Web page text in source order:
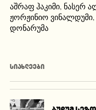
აშრაფ ჰაკიმი, ნასერ
ჟორჟინიო ვინალდუმი,
დონარუმა
ᲡᲘᲐᲮᲚᲔᲔᲑᲘ